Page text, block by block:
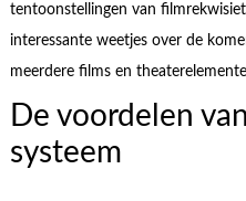
tentoonstellingen van
interessante weetjes over de
meerdere films en
De voordelen
systeem